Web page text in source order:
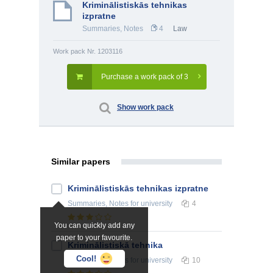
Kriminālistiskās tehnikas
izpratne
Summaries, Notes 4 Law
Work pack Nr. 1203116
Purchase a work pack of 3
Show work pack
Similar papers
You can quickly add any
paper to your favourite.
Cool!
Kriminālistiskās tehnikas izpratne
Summaries, Notes for university 4
Kriminālistiskā tehnika
Summaries, Notes for university 10